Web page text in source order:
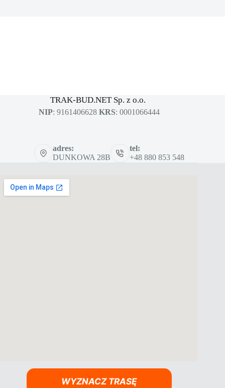
TRAK-BUD.NET Sp. z o.o.
NIP: 9161406628 KRS: 0001066444
adres:
DUNKOWA 28B
tel:
+48 880 853 548
WYZNACZ TRASĘ